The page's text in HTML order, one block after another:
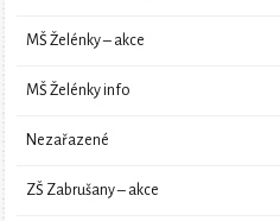
MŠ Želénky – akce
MŠ Želénky info
Nezařazené
ZŠ Zabrušany – akce